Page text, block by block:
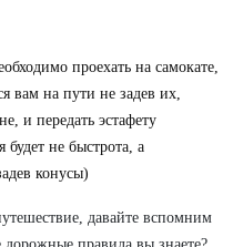
проехать на самокате,
вам на пути не задев их,
и передать эстафету
не быстрота, а
конусы)
давайте вспомним